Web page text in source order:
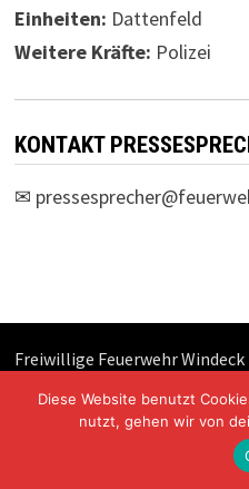
Einheiten: Dattenfeld
Weitere Kräfte: Polizei
KONTAKT
✉
Freiwillige Feuerwehr
Diese Website benutzt
nutzt, gehen wir von